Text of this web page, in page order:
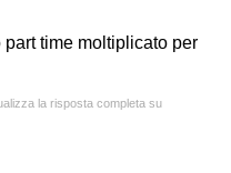
time moltiplicato per
la risposta completa su